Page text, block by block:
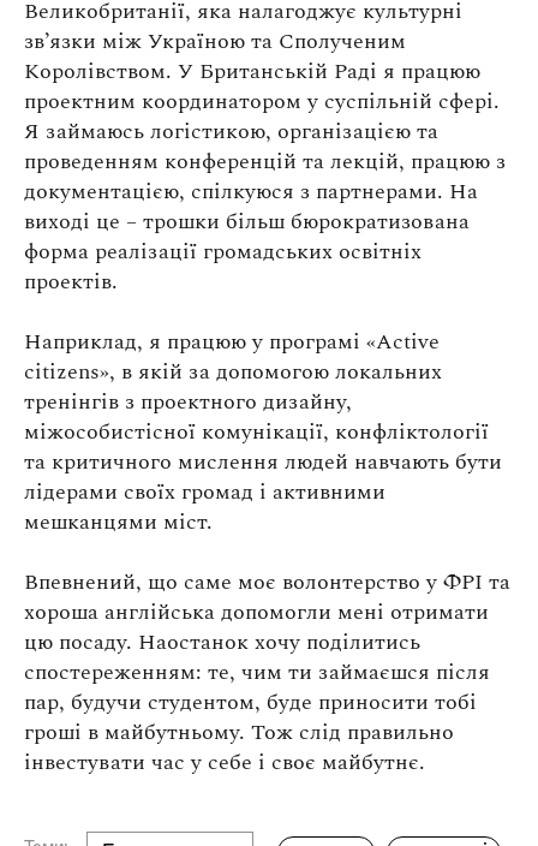
Великобританії, яка налагоджує культурні
зв’язки між Україною та Сполученим
Королівством. У Британській Раді я працюю
проектним координатором у суспільній сфері.
Я займаюсь логістикою, організацією та
проведенням конференцій та лекцій, працюю з
документацією, спілкуюся з партнерами. На
виході це – трошки більш бюрократизована
форма реалізації громадських освітніх
проектів.
Наприклад, я працюю у програмі «Active
citizens», в якій за допомогою локальних
тренінгів з проектного дизайну,
міжособистісної комунікації, конфліктології
та критичного мислення людей навчають бути
лідерами своїх громад і активними
мешканцями міст.
Впевнений, що саме моє волонтерство у ФРІ та
хороша англійська допомогли мені отримати
цю посаду. Наостанок хочу поділитись
спостереженням: те, чим ти займаєшся після
пар, будучи студентом, буде приносити тобі
гроші в майбутньому. Тож слід правильно
інвестувати час у себе і своє майбутнє.